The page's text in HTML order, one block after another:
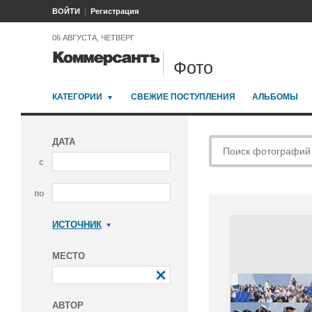
ВОЙТИ Регистрация
06 АВГУСТА, ЧЕТВЕРГ
Фото
КАТЕГОРИИ СВЕЖИЕ ПОСТУПЛЕНИЯ АЛЬБОМЫ
ДАТА
с
по
ИСТОЧНИК
МЕСТО
АВТОР